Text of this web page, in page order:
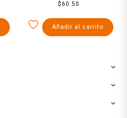
Rolls Bubble Gum 520 g
$60.50
Añadir al carrito